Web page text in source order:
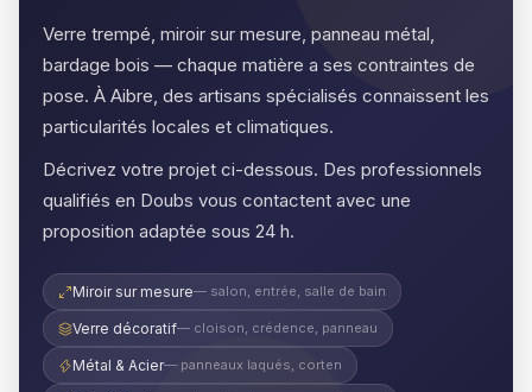
Verre trempé, miroir sur mesure, panneau métal,
bardage bois — chaque matière a ses contraintes de
pose. À Aibre, des artisans spécialisés connaissent les
particularités locales et climatiques.
Décrivez votre projet ci-dessous. Des professionnels
qualifiés en Doubs vous contactent avec une
proposition adaptée sous 24 h.
Miroir sur mesure— salon, entrée, salle de bain
Verre décoratif— cloison, crédence, panneau
Métal & Acier— panneaux laqués, corten